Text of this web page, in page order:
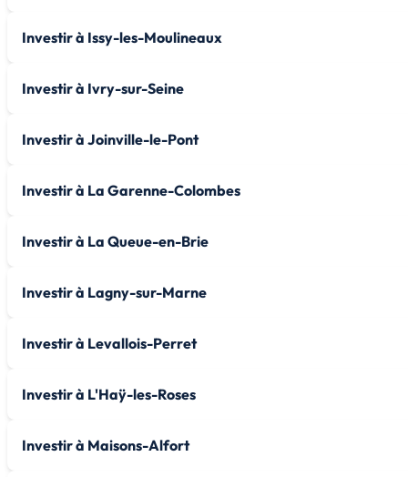
Investir à Issy-les-Moulineaux
Investir à Ivry-sur-Seine
Investir à Joinville-le-Pont
Investir à La Garenne-Colombes
Investir à La Queue-en-Brie
Investir à Lagny-sur-Marne
Investir à Levallois-Perret
Investir à L'Haÿ-les-Roses
Investir à Maisons-Alfort